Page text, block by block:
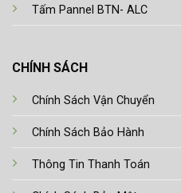
Tấm Pannel BTN- ALC
CHÍNH SÁCH
Chính Sách Vận Chuyển
Chính Sách Bảo Hành
Thông Tin Thanh Toán